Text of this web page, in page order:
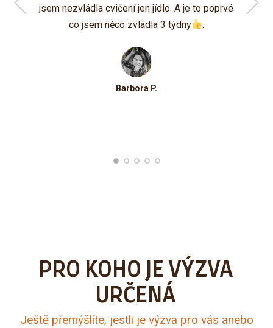
jsem nezvládla cvičení jen jídlo. A je to poprvé
co jsem něco zvládla 3 týdny
.
Barbora P.
Dana J.
PRO KOHO JE VÝZVA
URČENÁ
Ještě přemýšlíte, jestli je výzva pro vás anebo